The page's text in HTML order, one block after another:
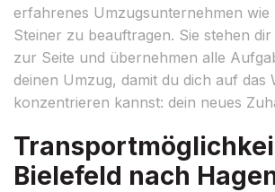
erfahrenes Umzugsunternehmen
Steiner zu beauftragen. Sie stehen
zur Seite und übernehmen alle
deinen Umzug, damit du dich auf das
konzentrieren kannst: dein neues
Bielefeld nach